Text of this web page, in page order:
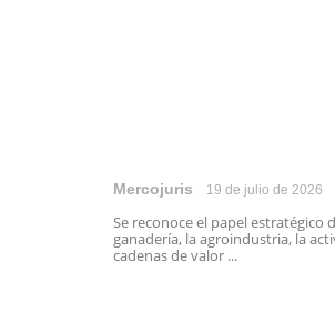
Mercojuris 19 de julio de 2026
Se reconoce el papel estratégico
ganadería, la agroindustria, la
cadenas de valor ...